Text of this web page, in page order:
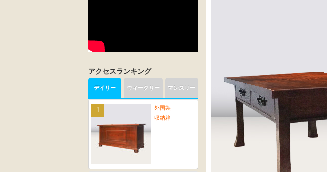
アクセスランキング
デイリー
外国製
収納箱
ウィークリー マンスリー